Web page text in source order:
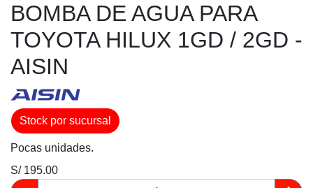
BOMBA DE AGUA PARA
TOYOTA HILUX 1GD / 2GD -
AISIN
Stock por sucursal
Pocas unidades.
S/ 195.00